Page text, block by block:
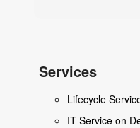
Services
Lifecycle
IT-Service on